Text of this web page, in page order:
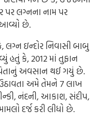
પર લગ્નના નામ પર
આવ્યો છે.
ઇન્દોર નિવાસી બાબુ
હતું કે, 2012 માં તુફાન
અવસાન થઈ ગયું છે.
અમે તેમને 7 લાખ
નંદની, આકાશ, સંદીપ,
દર્જ કરી લીધો છે.